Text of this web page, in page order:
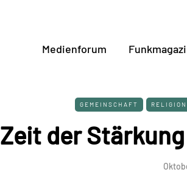
Medienforum
GEMEINSCHAFT RELIGION
Zeit der